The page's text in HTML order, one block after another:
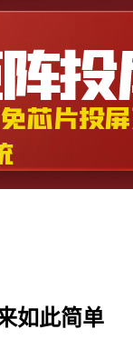
如此简单